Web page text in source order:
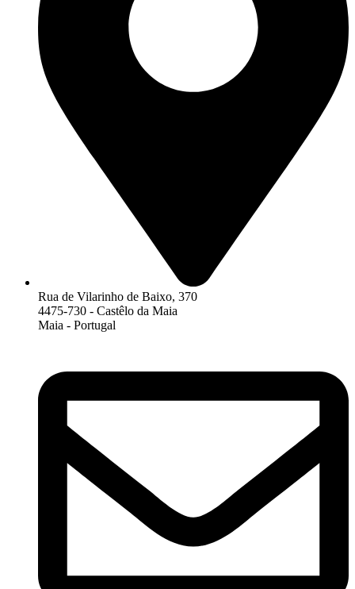
Rua de Vilarinho de Baixo, 370
4475-730 - Castêlo da Maia
Maia - Portugal